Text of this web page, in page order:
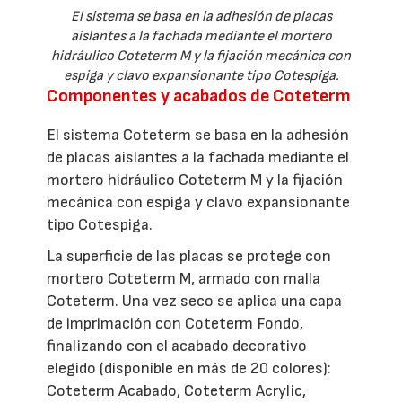
El sistema se basa en la adhesión de placas
aislantes a la fachada mediante el mortero
hidráulico Coteterm M y la fijación mecánica con
espiga y clavo expansionante tipo Cotespiga.
Componentes y acabados de Coteterm
El sistema Coteterm se basa en la adhesión
de placas aislantes a la fachada mediante el
mortero hidráulico Coteterm M y la fijación
mecánica con espiga y clavo expansionante
tipo Cotespiga.
La superficie de las placas se protege con
mortero Coteterm M, armado con malla
Coteterm. Una vez seco se aplica una capa
de imprimación con Coteterm Fondo,
finalizando con el acabado decorativo
elegido (disponible en más de 20 colores):
Coteterm Acabado, Coteterm Acrylic,